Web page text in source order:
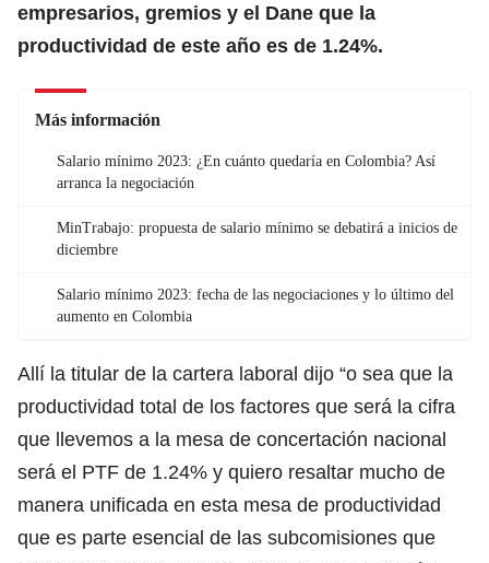
empresarios, gremios y el Dane que la
productividad de este año es de 1.24%.
Más información
Salario mínimo 2023: ¿En cuánto quedaría en Colombia? Así
arranca la negociación
MinTrabajo: propuesta de salario mínimo se debatirá a inicios de
diciembre
Salario mínimo 2023: fecha de las negociaciones y lo último del
aumento en Colombia
Allí la titular de la cartera laboral dijo “o sea que la
productividad total de los factores que será la cifra
que llevemos a la mesa de concertación nacional
será el PTF de 1.24% y quiero resaltar mucho de
manera unificada en esta mesa de productividad
que es parte esencial de las subcomisiones que